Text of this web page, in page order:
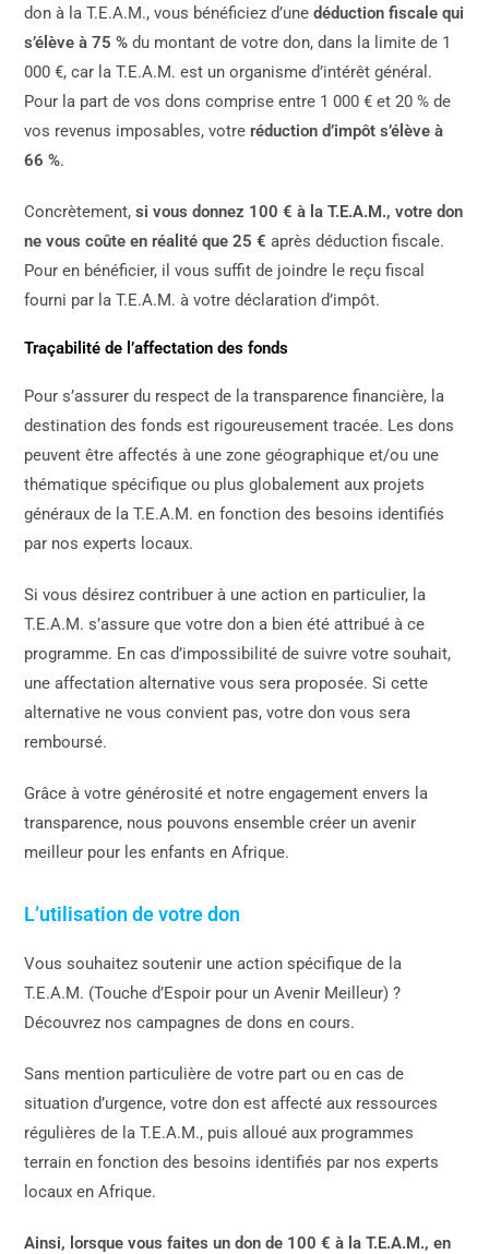
don à la T.E.A.M., vous bénéficiez d’unedéduction fiscale qui
s’élève à 75 % du montant de votre don, dans la limite de 1
000 €, car la T.E.A.M. est un organisme d’intérêt général.
Pour la part de vos dons comprise entre 1 000 € et 20 % de
vos revenus imposables, votre réduction d’impôt s’élève à
66 %.
Concrètement,si vous donnez 100 € à la T.E.A.M., votre don
ne vous coûte en réalité que 25 € après déduction fiscale.
Pour en bénéficier, il vous suffit de joindre le reçu fiscal
fourni par la T.E.A.M. à votre déclaration d’impôt.
Traçabilité de l’affectation des fonds
Pour s’assurer du respect de la transparence financière, la
destination des fonds est rigoureusement tracée. Les dons
peuvent être affectés à une zone géographique et/ou une
thématique spécifique ou plus globalement aux projets
généraux de la T.E.A.M. en fonction des besoins identifiés
par nos experts locaux.
Si vous désirez contribuer à une action en particulier, la
T.E.A.M. s’assure que votre don a bien été attribué à ce
programme. En cas d’impossibilité de suivre votre souhait,
une affectation alternative vous sera proposée. Si cette
alternative ne vous convient pas, votre don vous sera
remboursé.
Grâce à votre générosité et notre engagement envers la
transparence, nous pouvons ensemble créer un avenir
meilleur pour les enfants en Afrique.
L’utilisation de votre don
Vous souhaitez soutenir une action spécifique de la
T.E.A.M. (Touche d’Espoir pour un Avenir Meilleur) ?
Découvrez nos campagnes de dons en cours.
Sans mention particulière de votre part ou en cas de
situation d’urgence, votre don est affecté aux ressources
régulières de la T.E.A.M., puis alloué aux programmes
terrain en fonction des besoins identifiés par nos experts
locaux en Afrique.
Ainsi, lorsque vous faites un don de 100 € à la T.E.A.M., en